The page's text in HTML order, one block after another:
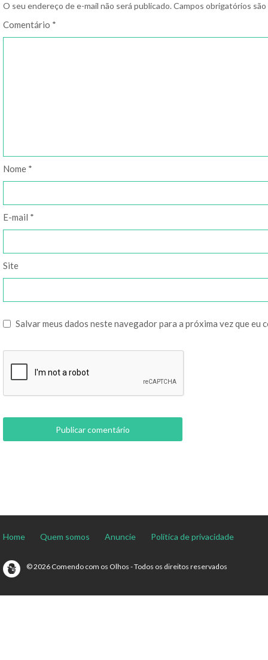
O seu endereço de e-mail não será publicado. Campos obrigatórios
Comentário *
Nome *
E-mail *
Site
Salvar meus dados neste navegador para a próxima vez que eu
Home Quem somos Anuncie Política de privacidade
© 2026 Comendo com os Olhos - Todos os direitos reservados